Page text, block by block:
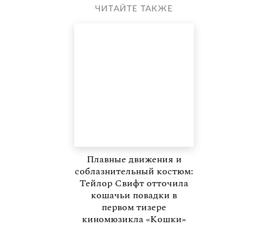
ЧИТАЙТЕ ТАКЖЕ
Плавные движения и
соблазнительный костюм:
Тейлор Свифт отточила
кошачьи повадки в
первом тизере
киномюзикла «Кошки»